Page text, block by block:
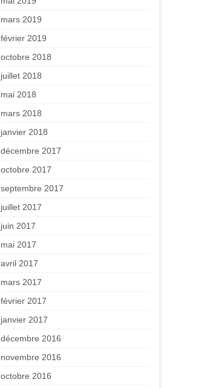
mars 2019
février 2019
octobre 2018
juillet 2018
mai 2018
mars 2018
janvier 2018
décembre 2017
octobre 2017
septembre 2017
juillet 2017
juin 2017
mai 2017
avril 2017
mars 2017
février 2017
janvier 2017
décembre 2016
novembre 2016
octobre 2016